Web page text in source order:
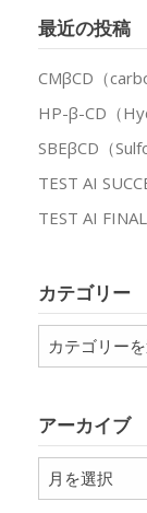
最近の投稿
CMβCD（
HP-β-CD（
SBEβCD（
TEST AI
TEST AI
カテゴリー
テ
ー
アーカイブ
ア
ー